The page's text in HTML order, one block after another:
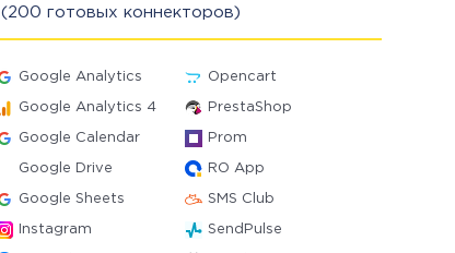
(200 готовых коннекторов)
Google Analytics Opencart
Google Analytics 4 PrestaShop
Google Calendar Prom
Google Drive RO App
Google Sheets SMS Club
Instagram SendPulse